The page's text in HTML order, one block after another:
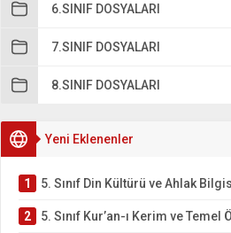
6.SINIF DOSYALARI
7.SINIF DOSYALARI
8.SINIF DOSYALARI
Yeni Eklenenler
1 5. Sınıf Din Kültürü ve Ahlak Bilgisi 2. Ünite: Kur’an-ı Kerim
2 5. Sınıf Kur’an-ı Kerim ve Temel Özellikleri Testi –